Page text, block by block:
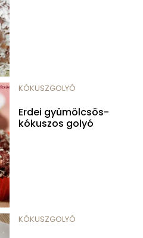
KÓKUSZGOLYÓ
Erdei gyümölcsös-
kókuszos golyó
KÓKUSZGOLYÓ